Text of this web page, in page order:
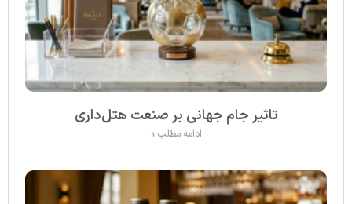
تاثیر جام جهانی بر صنعت هتل‌داری
ادامه مطلب »